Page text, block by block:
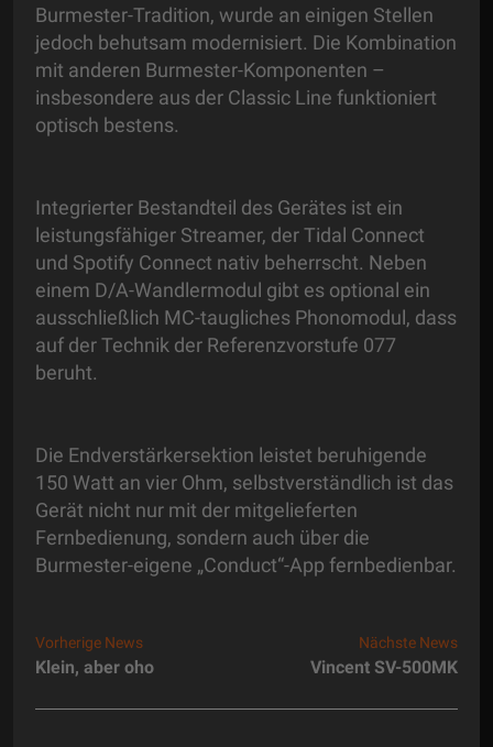
Burmester-Tradition, wurde an einigen Stellen
jedoch behutsam modernisiert. Die Kombination
mit anderen Burmester-Komponenten –
insbesondere aus der Classic Line funktioniert
optisch bestens.
Integrierter Bestandteil des Gerätes ist ein
leistungsfähiger Streamer, der Tidal Connect
und Spotify Connect nativ beherrscht. Neben
einem D/A-Wandlermodul gibt es optional ein
ausschließlich MC-taugliches Phonomodul, dass
auf der Technik der Referenzvorstufe 077
beruht.
Die Endverstärkersektion leistet beruhigende
150 Watt an vier Ohm, selbstverständlich ist das
Gerät nicht nur mit der mitgelieferten
Fernbedienung, sondern auch über die
Burmester-eigene „Conduct“-App fernbedienbar.
Vorherige News
Klein, aber oho
Nächste News
Vincent SV-500MK